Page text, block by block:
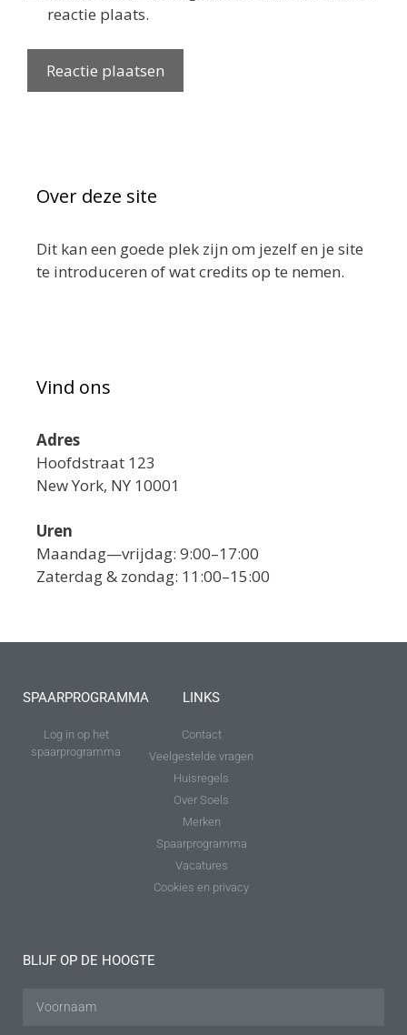
reactie plaats.
Over deze site
Dit kan een goede plek zijn om jezelf en je site
te introduceren of wat credits op te nemen.
Vind ons
Adres
Hoofdstraat 123
New York, NY 10001
Uren
Maandag—vrijdag: 9:00–17:00
Zaterdag & zondag: 11:00–15:00
SPAARPROGRAMMA
Log in op het
spaarprogramma
LINKS
Contact
Veelgestelde vragen
Huisregels
Over Soels
Merken
Spaarprogramma
Vacatures
Cookies en privacy
BLIJF OP DE HOOGTE